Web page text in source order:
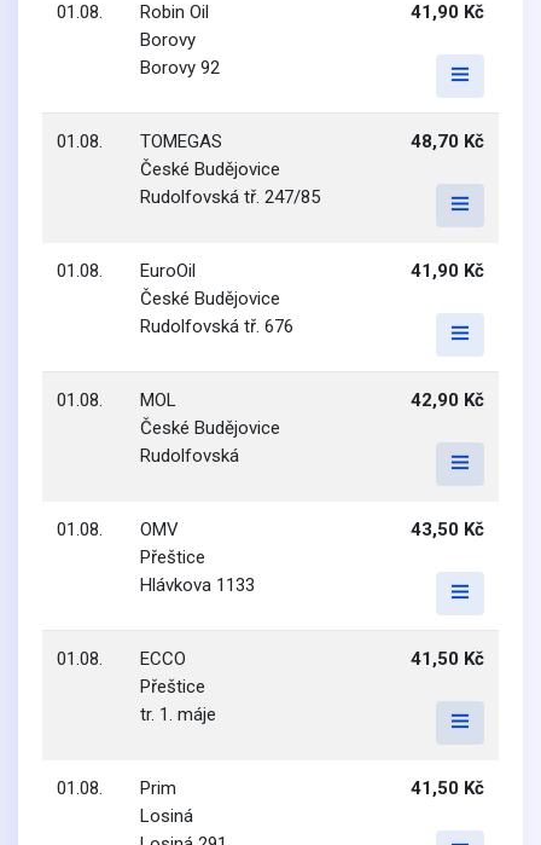
01.08.
Robin Oil
Borovy
Borovy 92
41,90 Kč
01.08.
TOMEGAS
České Budějovice
Rudolfovská tř. 247/85
48,70 Kč
01.08.
EuroOil
České Budějovice
Rudolfovská tř. 676
41,90 Kč
01.08.
MOL
České Budějovice
Rudolfovská
42,90 Kč
01.08.
OMV
Přeštice
Hlávkova 1133
43,50 Kč
01.08.
ECCO
Přeštice
tr. 1. máje
41,50 Kč
01.08.
Prim
Losiná
41,50 Kč